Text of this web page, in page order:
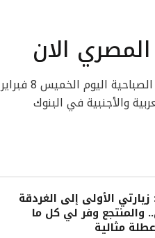
الان
أمام الجنيه المصري في بداية التعاملات الصباحية اليوم الخميس 8 فبراير
والأجنبية في البنوك
الأولى إلى الغردقة
والمنتجع وفر لي كل ما
مثالية